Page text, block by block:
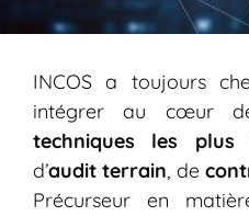
INCOS a toujours
intégrer au cœur
techniques les plus
d’audit terrain, de
Précurseur en